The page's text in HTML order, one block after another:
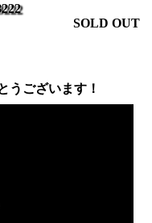
SOLD OUT
うございます！